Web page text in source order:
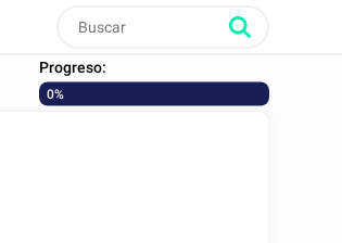
Progreso:
0%